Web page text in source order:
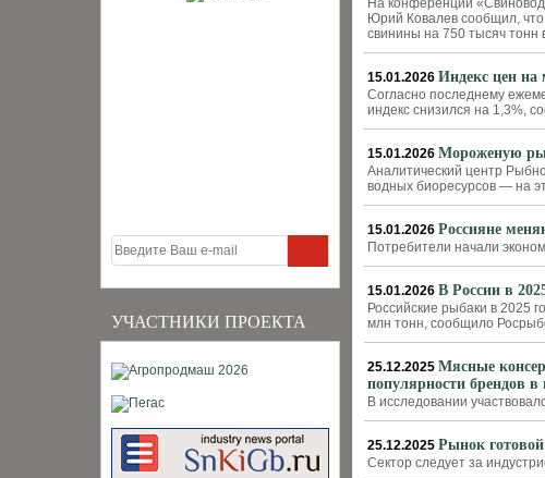
УЧАСТНИКИ ПРОЕКТА
На конференции
Юрий Ковалев сообщил,
свинины на 750 тысяч тонн
15.01.2026 Индекс цен на
Согласно последнему
индекс снизился на 1,3%,
15.01.2026 Мороженую
Аналитический центр
водных биоресурсов — на
15.01.2026 Россияне
Потребители начали
15.01.2026 В России в
Российские рыбаки в 2025
млн тонн, сообщило
25.12.2025 Мясные
популярности брендов в
В исследовании
25.12.2025 Рынок
Сектор следует за